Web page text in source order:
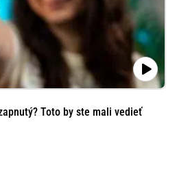
Toto by ste mali vedieť